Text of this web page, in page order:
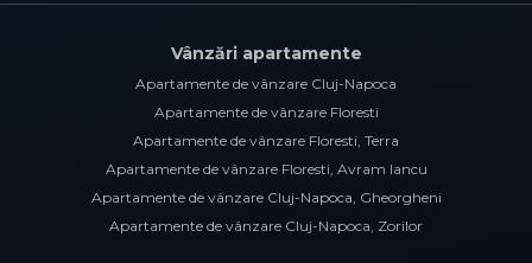
Vânzări apartamente
Apartamente de vânzare Cluj-Napoca
Apartamente de vânzare Floresti
Apartamente de vânzare Floresti, Terra
Apartamente de vânzare Floresti, Avram Iancu
Apartamente de vânzare Cluj-Napoca, Gheorgheni
Apartamente de vânzare Cluj-Napoca, Zorilor